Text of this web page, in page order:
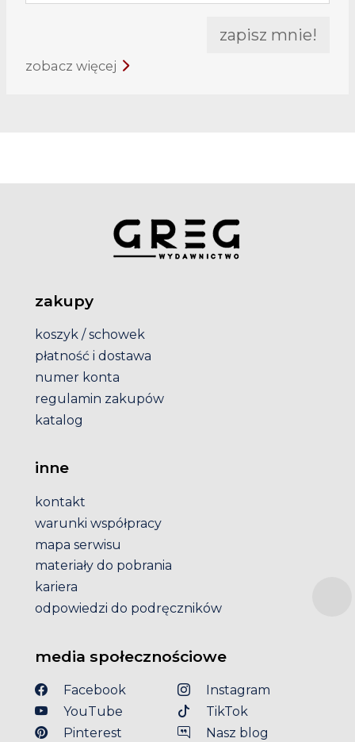
zapisz mnie!
zobacz więcej
zakupy
koszyk / schowek
płatność i dostawa
numer konta
regulamin zakupów
katalog
inne
kontakt
warunki współpracy
mapa serwisu
materiały do pobrania
kariera
odpowiedzi do podręczników
media społecznościowe
Facebook
Instagram
YouTube
TikTok
Pinterest
Nasz blog